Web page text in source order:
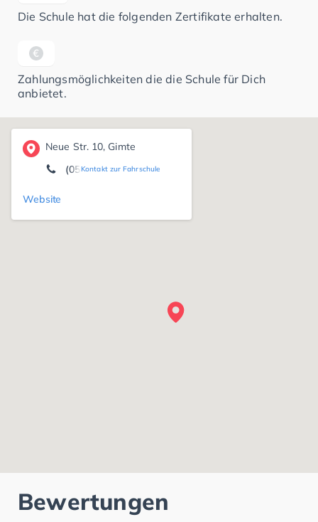
Die Schule hat die folgenden Zertifikate erhalten.
Zahlungsmöglichkeiten die die Schule für Dich
anbietet.
Neue Str. 10, Gimte
Kontakt zur Fahrschule
(05541) 22 26
Website
Bewertungen